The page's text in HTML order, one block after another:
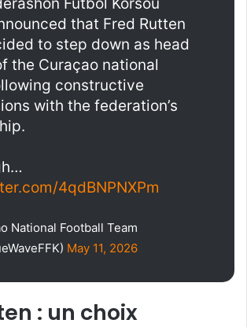
that Fred Rutten
to step down as head
the Curaçao national
constructive
with the federation’s
4qdBNPNXPm
National Football Team
May 11, 2026
: un choix